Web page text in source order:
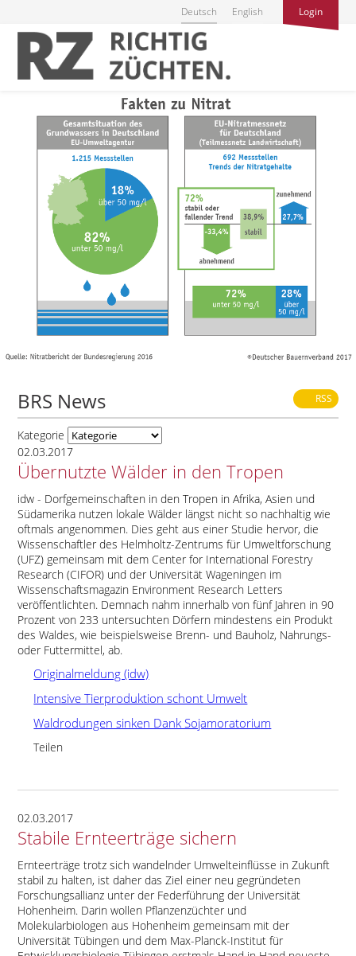
Deutsch English Login
RSS
BRS News
Kategorie
02.03.2017
Übernutzte Wälder in den Tropen
idw - Dorfgemeinschaften in den Tropen in Afrika, Asien und
Südamerika nutzen lokale Wälder längst nicht so nachhaltig wie
oftmals angenommen. Dies geht aus einer Studie hervor, die
Wissenschaftler des Helmholtz-Zentrums für Umweltforschung
(UFZ) gemeinsam mit dem Center for International Forestry
Research (CIFOR) und der Universität Wageningen im
Wissenschaftsmagazin Environment Research Letters
veröffentlichten. Demnach nahm innerhalb von fünf Jahren in 90
Prozent von 233 untersuchten Dörfern mindestens ein Produkt
des Waldes, wie beispielsweise Brenn- und Bauholz, Nahrungs-
oder Futtermittel, ab.
Originalmeldung (idw)
Intensive Tierproduktion schont Umwelt
Waldrodungen sinken Dank Sojamoratorium
Teilen
02.03.2017
Stabile Ernteerträge sichern
Ernteerträge trotz sich wandelnder Umwelteinflüsse in Zukunft
stabil zu halten, ist daher das Ziel einer neu gegründeten
Forschungsallianz unter der Federführung der Universität
Hohenheim. Darin wollen Pflanzenzüchter und
Molekularbiologen aus Hohenheim gemeinsam mit der
Universität Tübingen und dem Max-Planck-Institut für